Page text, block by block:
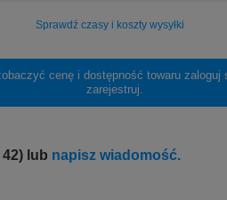
Sprawdź czasy i koszty wysyłki
cenę i dostępność towaru zaloguj
zarejestruj.
lub napisz wiadomość.